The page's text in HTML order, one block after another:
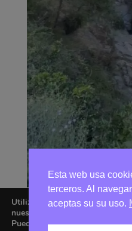
Utilizamos cookies para
nuestra web.
Puedes aprender más sobre
Esta web usa
terceros. Al
aceptas su su uso.